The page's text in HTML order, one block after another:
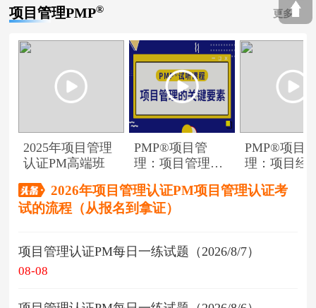
项目管理PMP® 更多
2025年项目管理
认证PM高端班
PMP®项目管
理：项目管理的
PMP®项目
理：项目经
2026年项目管理认证PM项目管理认证考
试的流程（从报名到拿证）
项目管理认证PM每日一练试题（2026/8/7）
08-08